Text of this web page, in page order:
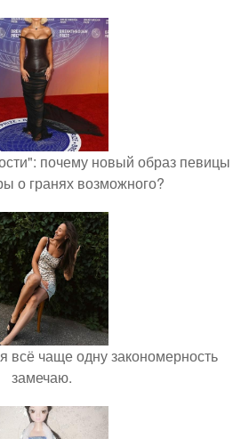
почему новый образ певицы
о гранях возможного?
всё чаще одну закономерность
замечаю.